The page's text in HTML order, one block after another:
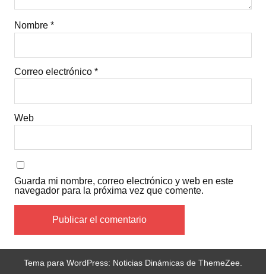
Nombre *
Correo electrónico *
Web
Guarda mi nombre, correo electrónico y web en este
navegador para la próxima vez que comente.
Tema para WordPress: Noticias Dinámicas de ThemeZee.